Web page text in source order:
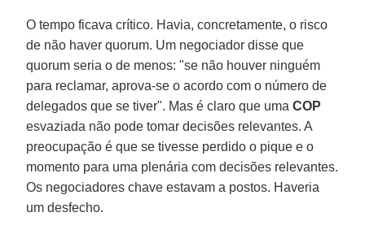
O tempo ficava crítico. Havia, concretamente, o risco
de não haver quorum. Um negociador disse que
quorum seria o de menos: "se não houver ninguém
para reclamar, aprova-se o acordo com o número de
delegados que se tiver". Mas é claro que umaCOP
esvaziada não pode tomar decisões relevantes. A
preocupação é que se tivesse perdido o pique e o
momento para uma plenária com decisões relevantes.
Os negociadores chave estavam a postos. Haveria
um desfecho.